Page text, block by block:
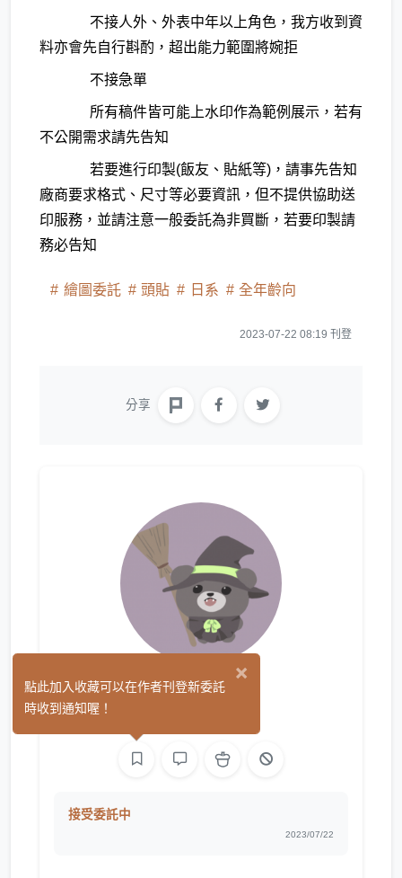
不接人外、外表中年以上角色，我方收到資
料亦會先自行斟酌，超出能力範圍將婉拒
不接急單
所有稿件皆可能上水印作為範例展示，若有
不公開需求請先告知
若要進行印製(飯友、貼紙等)，請事先告知
廠商要求格式、尺寸等必要資訊，但不提供協助送
印服務，並請注意一般委託為非買斷，若要印製請
務必告知
繪圖委託 頭貼 日系 全年齡向
2023-07-22 08:19 刊登
分享
檸果 (0)
接受委託中
2023/07/22
×
點此加入收藏可以在作者刊登新委託
時收到通知喔！